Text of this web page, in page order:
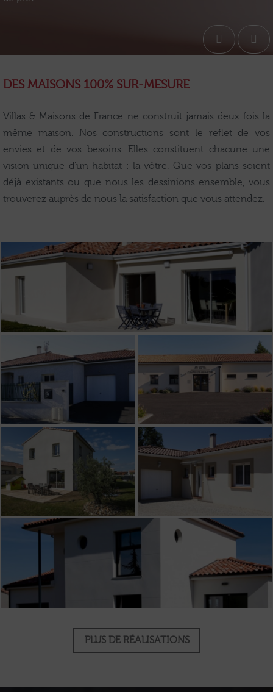
DES MAISONS 100% SUR-MESURE
Villas & Maisons de France ne construit jamais deux fois la
même maison. Nos constructions sont le reflet de vos
envies et de vos besoins. Elles constituent chacune une
vision unique d’un habitat : la vôtre. Que vos plans soient
déjà existants ou que nous les dessinions ensemble, vous
trouverez auprès de nous la satisfaction que vous attendez.
PLUS DE RÉALISATIONS